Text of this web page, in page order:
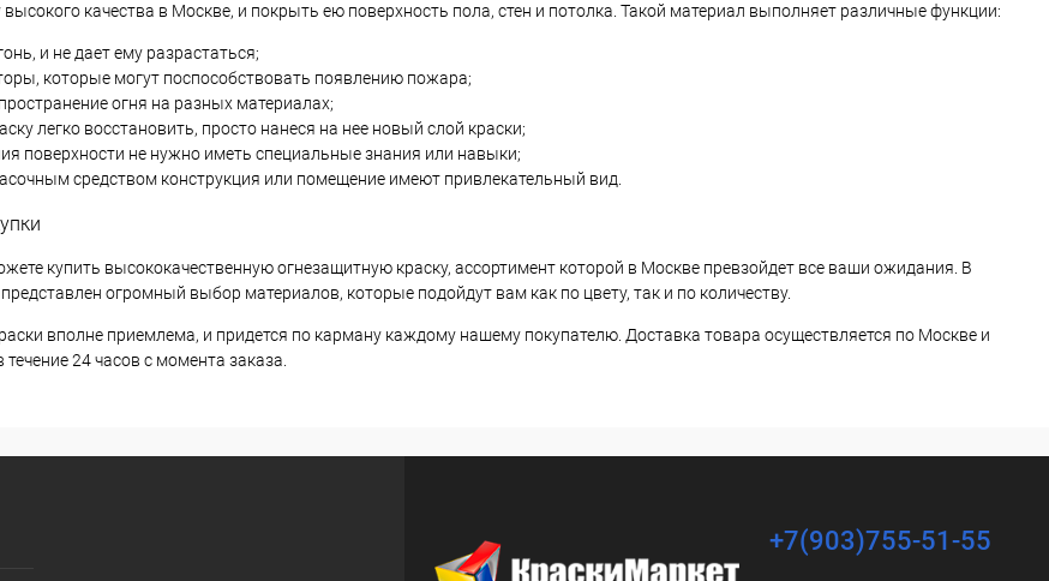
качества в Москве, и покрыть ею поверхность пола, стен и потолка. Такой материал выполняет различные функции:
и не дает ему разрастаться;
которые могут поспособствовать появлению пожара;
огня на разных материалах;
легко восстановить, просто нанеся на нее новый слой краски;
поверхности не нужно иметь специальные знания или навыки;
средством конструкция или помещение имеют привлекательный вид.
купить высококачественную огнезащитную краску, ассортимент которой в Москве превзойдет все ваши ожидания. В
огромный выбор материалов, которые подойдут вам как по цвету, так и по количеству.
вполне приемлема, и придется по карману каждому нашему покупателю. Доставка товара осуществляется по Москве и
24 часов с момента заказа.
+7(903)755-51-55